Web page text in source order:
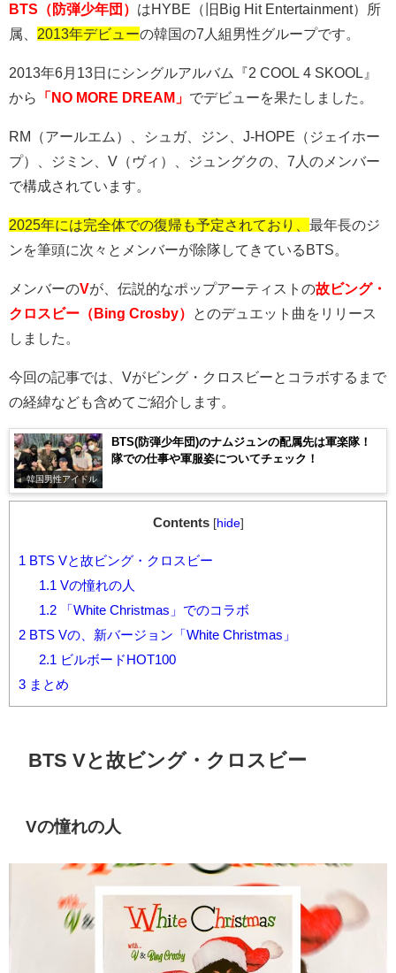
BTS（防弾少年団） はHYBE （旧 Big Hit Entertainment）所
属、 2013年デビューの韓国の7 人組男性グループです。
2013年6 月 13日にシングルアルバム『2 COOL 4 SKOOL
』
から
「NO MORE DREAM」 でデビューを果たしました。
RM（アールエム） 、シュガ、ジン、 J-HOPE（ジェイホー
プ）
、ジミン、 V （ヴィ）、ジュングクの、 7 人のメンバー
で構成されています。
2025年には完全体での復帰も予定されており、 最年長のジ
ンを筆頭に次々とメンバーが除隊してきている BTS
メンバーのVが、伝説的なポップアーティストの故ビング・
クロスビー（Bing Crosby）
とのデュエット曲をリリース
しました。
今回の記事では、Vがビング・クロスビーとコラボするまで
の経緯なども含めてご紹介します。
韓国男性アイドル
BTS(防弾少年団)のナムジュンの配属先は軍楽隊！
隊での仕事や軍服姿についてチェック！
Contents [hide]
1
BTS Vと故ビング・クロスビー
1.1 Vの憧れの人
1.2「White Christmas」でのコラボ
2 BTS Vの、新バージョン「White Christmas」
2.1
ビルボードHOT100
3 まとめ
BTS Vと故ビング・クロスビー
Vの憧れの人